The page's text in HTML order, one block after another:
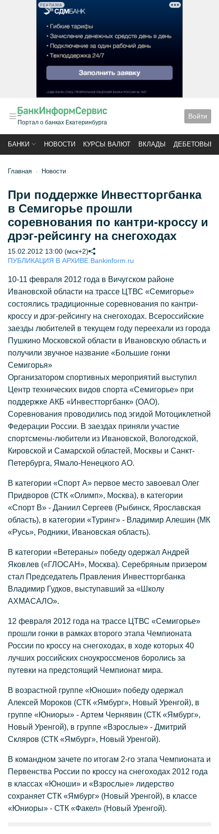
РЕКЛАМА
Портал о банках Екатеринбурга
Войти
БАНКИ НОВОСТИ КУРСЫ ВАЛЮТ ВКЛАДЫ ДЕБЕТОВЫЕ
Главная Новости
При поддержке Инвестторгбанка
в Семигорье прошли
соревнования по кантри-кроссу и
дрэг-рейсингу на снегоходах
15.02.2012 13:00 (мск+2)
ПУБЛИКАЦИЯ В АРХИВЕ Bankinform.ru
10-11 февраля 2012 года в Вичугском районе
Ивановской области на трассе ЦТВС «Семигорье»
состоялись традиционные соревнования по кантри-
кроссу и дрэг-рейсингу на снегоходах. Всероссийские
заезды любителей в текущем году переехали из города
Пушкино Московской области в Ивановскую область и
получили звучное название «Большие гонки
Семигорья»
Организатором спортивных мероприятий выступил
Центр технических видов спорта «Семигорье» при
поддержке АКБ «Инвестторгбанк» (ОАО).
Соревнования проводились под эгидой Мотоциклетной
Федерации России. В заездах приняли участие
спортсмены-любители из Ивановской, Вологодской,
Кировской и Самарской областей, Москвы и Санкт-
Петербурга, Ямало-Ненецкого АО.
В категории «Спорт А» первое место завоевал Олег
Придворов (СТК «Олимп», Москва), в категории
«Спорт В» - Даниил Сергеев (Рыбинск, Ярославская
область), в категории «Туринг» - Владимир Алешин (МК
«Русь», Родники, Ивановская область).
В категории «Ветераны» победу одержал Андрей
Яковлев («ГЛОСАН», Москва). Серебряным призером
стал Председатель Правления Инвестторгбанка
Владимир Гудков, выступавший за «Школу
АХМАСАЛО».
12 февраля 2012 года на трассе ЦТВС «Семигорье»
прошли гонки в рамках второго этапа Чемпионата
России по кроссу на снегоходах, в ходе которых 40
лучших российских сноукроссменов боролись за
путевки на предстоящий Чемпионат мира.
В возрастной группе «Юноши» победу одержал
Алексей Мороков (СТК «Ямбург», Новый Уренгой), в
группе «Юниоры» - Артем Чернявин (СТК «Ямбург»,
Новый Уренгой), в группе «Взрослые» - Дмитрий
Скляров (СТК «Ямбург», Новый Уренгой).
В командном зачете по итогам 2-го этапа Чемпионата и
Первенства России по кроссу на снегоходах 2012 года
в классах «Юноши» и «Взрослые» лидерство
сохраняет СТК «Ямбург» (Новый Уренгой), в классе
«Юниоры» - СТК «Факел» (Новый Уренгой).